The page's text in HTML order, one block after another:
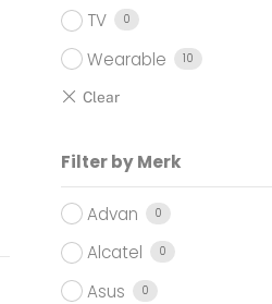
TV 0
Wearable 10
Filter by Merk
Advan 0
Alcatel 0
Asus 0